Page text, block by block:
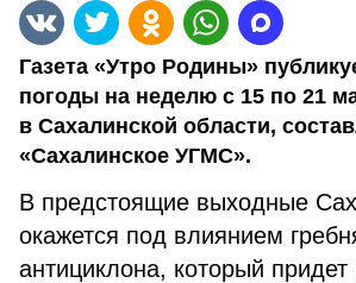
Газета «Утро Родины»
погоды на неделю с 15 по 21
в Сахалинской области,
«Сахалинское УГМС».
В предстоящие выходные
окажется под влиянием
антициклона, который придет